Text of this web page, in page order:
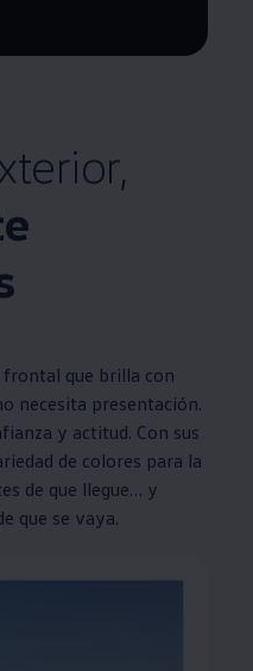
que brilla con
necesita presentación.
y actitud. Con sus
de colores para la
de que llegue… y
que se vaya.